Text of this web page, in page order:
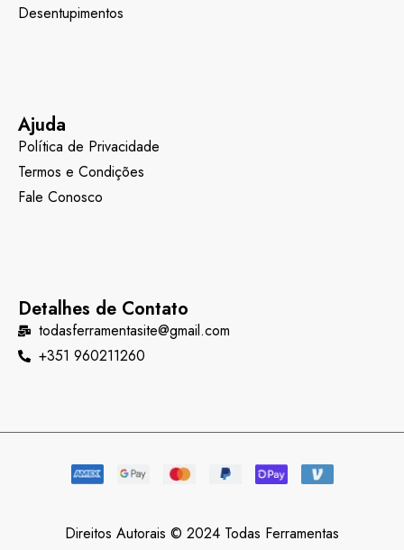
Desentupimentos
Ajuda
Política de Privacidade
Termos e Condições
Fale Conosco
Detalhes de Contato
todasferramentasite@gmail.com
+351 960211260
Direitos Autorais © 2024 Todas Ferramentas